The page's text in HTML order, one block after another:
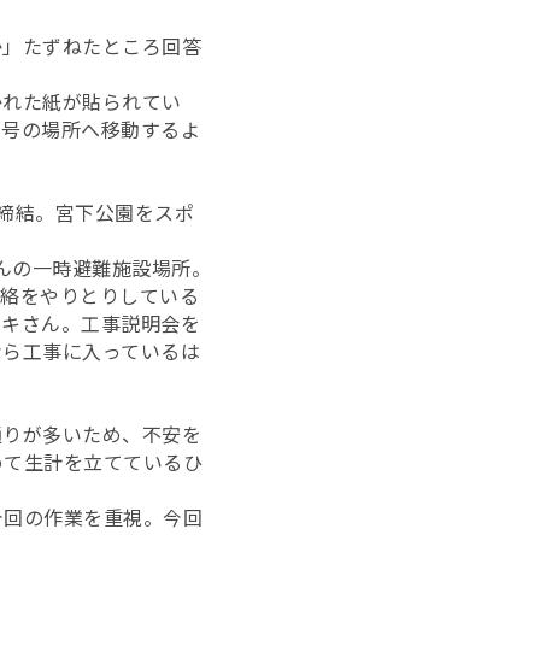
たずねたところ回答
た紙が貼られてい
の場所へ移動するよ
結。宮下公園をスポ
一時避難施設場所。
をやりとりしている
さん。工事説明会を
工事に入っているは
が多いため、不安を
生計を立てているひ
の作業を重視。今回